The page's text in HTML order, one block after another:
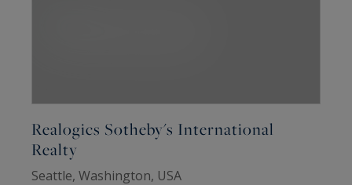
Realogics Sotheby's International
Realty
Seattle, Washington, USA